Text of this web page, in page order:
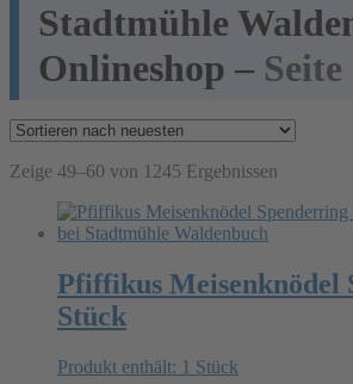
Stadtmühle
Onlineshop – Seite
Zeige 49–60 von 1245 Ergebnissen
Pfiffikus Meisenknödel
Stück
Produkt enthält: 1 Stück